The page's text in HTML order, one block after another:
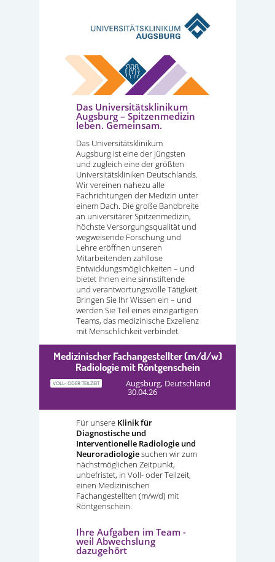
Das Universitätsklinikum
Augsburg – Spitzenmedizin
leben. Gemeinsam.
Das Universitätsklinikum
Augsburg ist eine der jüngsten
und zugleich eine der größten
Universitätskliniken Deutschlands.
Wir vereinen nahezu alle
Fachrichtungen der Medizin unter
einem Dach. Die große Bandbreite
an universitärer Spitzenmedizin,
höchste Versorgungsqualität und
wegweisende Forschung und
Lehre eröffnen unseren
Mitarbeitenden zahllose
Entwicklungsmöglichkeiten – und
bietet Ihnen eine sinnstiftende
und verantwortungsvolle Tätigkeit.
Bringen Sie Ihr Wissen ein – und
werden Sie Teil eines einzigartigen
Teams, das medizinische Exzellenz
mit Menschlichkeit verbindet.
Medizinischer Fachangestellter (m/d/w)
Radiologie mit Röntgenschein
VOLL- ODER TEILZEIT Augsburg, Deutschland
30.04.26
Für unsere Klinik für
Diagnostische und
Interventionelle Radiologie und
Neuroradiologiesuchen wir zum
nächstmöglichen Zeitpunkt,
unbefristet, in Voll- oder Teilzeit,
einen Medizinischen
Fachangestellten (m/w/d) mit
Röntgenschein.
Ihre Aufgaben im Team -
weil Abwechslung
dazugehört